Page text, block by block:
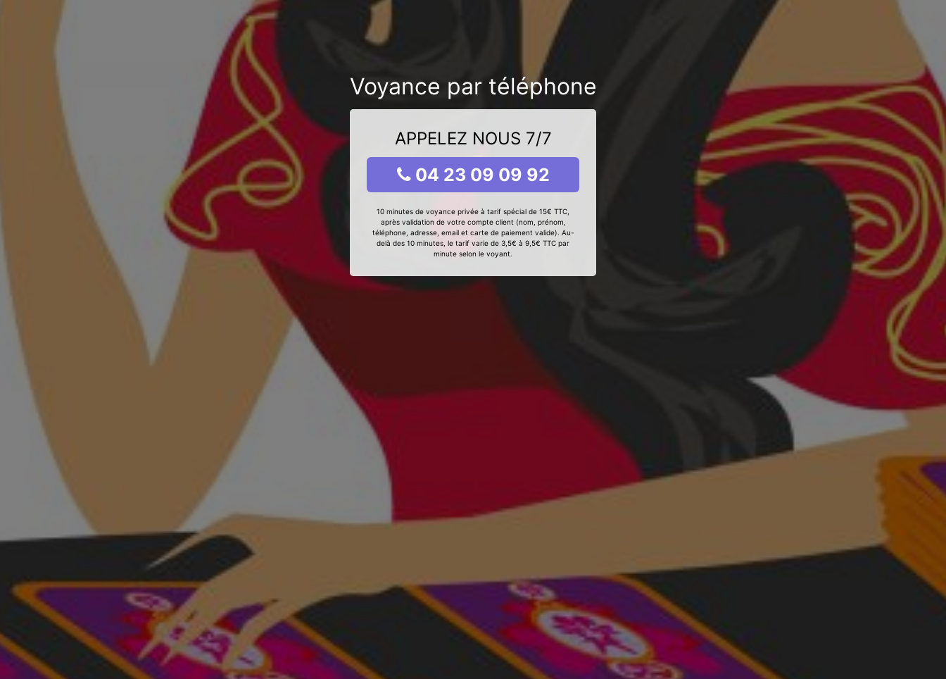
Voyance par téléphone
APPELEZ NOUS 7/7
04 23 09 09 92
10 minutes de voyance privée à tarif spécial de 15€ TTC,
après validation de votre compte client (nom, prénom,
téléphone, adresse, email et carte de paiement valide). Au-
delà des 10 minutes, le tarif varie de 3,5€ à 9,5€ TTC par
minute selon le voyant.